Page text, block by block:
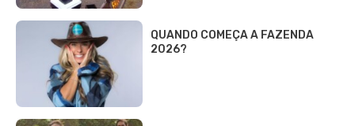
QUANDO COMEÇA A FAZENDA
2026?